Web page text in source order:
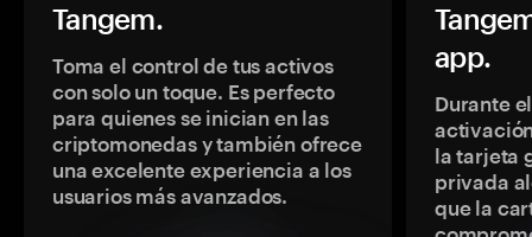
Tangem.
Toma el control de tus activos
con solo un toque. Es perfecto
para quienes se inician en las
criptomonedas y también ofrece
una excelente experiencia a los
usuarios más avanzados.
app.
Durante
la tarjeta
privada
que la